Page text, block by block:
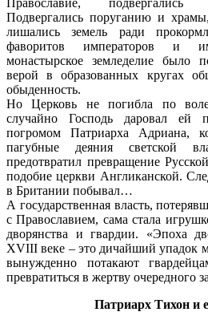
Православие,
Подвергались поруганию и
лишались земель ради
фаворитов императоров и
монастырское земледелие было
верой в образованных кругах
обыденность.
Но Церковь не погибла по
случайно Господь даровал ей
погромом Патриарха Адриана,
пагубные деяния светской
предотвратил превращение
подобие церкви Англиканской.
в Британии побывал…
А государственная власть,
с Православием, сама стала
дворянства и гвардии. «Эпоха
XVIII веке – это дичайший упадок
вынужденно потакают
превратиться в жертву очередного
Патриарх Тихон и